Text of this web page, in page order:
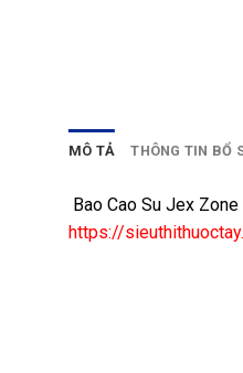
MÔ TẢ THÔNG TIN BỔ
Bao Cao Su Jex
https://